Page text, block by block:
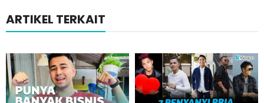
ARTIKEL TERKAIT